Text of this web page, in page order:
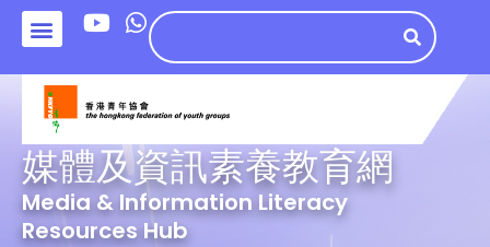
媒體及資訊素養教育網
Media & Information Literacy
Resources Hub